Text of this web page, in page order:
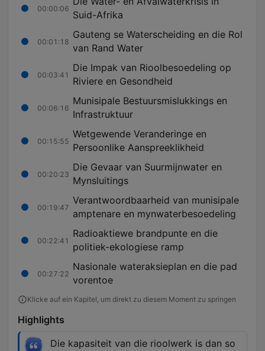
00:00:06
Suid-Afrika
00:01:18
Gauteng se Waterscheiding en die Rol
van Rand Water
00:03:41
Die Impak van Rioolbesoedeling op
Riviere en Gesondheid
00:06:16
Munisipale Bestuursmislukkings en
Infrastruktuur
00:15:55
Wetgewende Veranderinge en
Persoonlike Aanspreeklikheid
00:20:23
Die Gevaar van Suurmijnwater en
Mynsluitings
00:19:47
Verantwoordbaarheid van munisipale
amptenare en mynwaterbesoedeling
00:22:41
Radioaktiewe brandpunte en die
politiek-ekologiese ramp
00:27:22
Nasionale wateraksieplan en die pad
vorentoe
Klicke auf ein Kapitel, um direkt zu diesem Moment zu springen
Highlights
Die kapasiteit van die rioolwerk is dan so